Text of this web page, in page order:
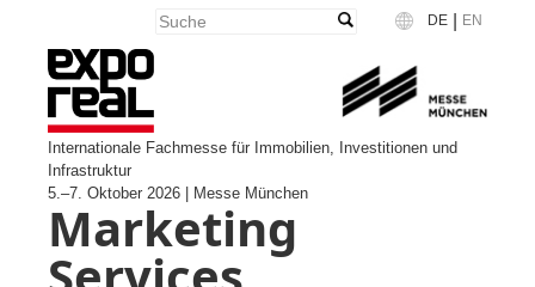
DE EN
Internationale Fachmesse für Immobilien, Investitionen und
Infrastruktur
5.–7. Oktober 2026 | Messe München
Marketing